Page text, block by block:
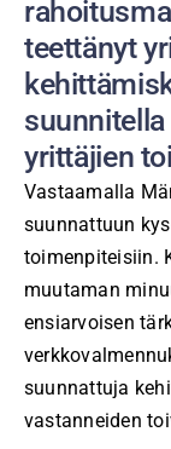
teettänyt
yrittäjien
Vastaamalla
suunnattuun
toimenpiteisiin.
muutaman
ensiarvoisen
suunnattuja
vastanneiden